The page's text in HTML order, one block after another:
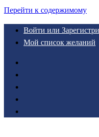
Перейти к содержимому
Войти или
Мой список желаний